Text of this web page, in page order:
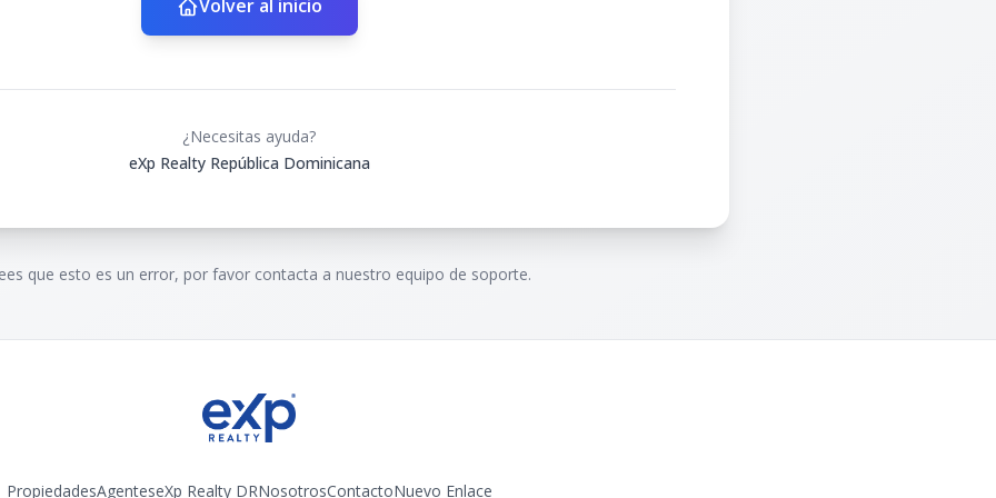
Volver al inicio
¿Necesitas ayuda?
eXp Realty República Dominicana
que esto es un error, por favor contacta a nuestro equipo de soporte.
PropiedadesAgenteseXp Realty DRNosotrosContactoNuevo Enlace